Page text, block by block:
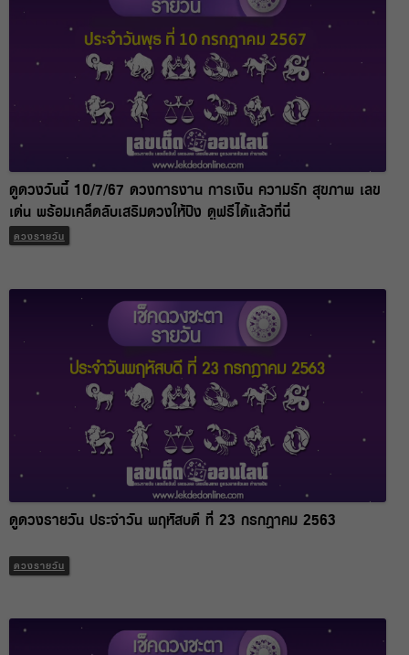
ดูดวงวันนี้ 10/7/67 ดวงการงาน การเงิน ความรัก สุขภาพ เลข
เด่น พร้อมเคล็ดลับเสริมดวงให้ปัง ดูฟรีได้แล้วที่นี่
ดวงรายวัน
ดูดวงรายวัน ประจำวัน พฤหัสบดี ที่ 23 กรกฎาคม 2563
ดวงรายวัน